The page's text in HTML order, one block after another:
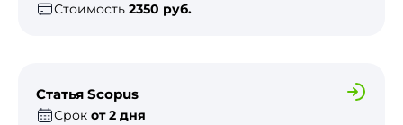
Стоимость 2350 руб.
Статья Scopus
Срок от 2 дня